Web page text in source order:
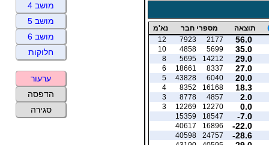
תוצאה מספרי חבר נא'מ
56.0
2177
7923
12
35.0
5699
4858
10
29.0
14212
5695
8
27.0
8337
18661
6
20.0
6040
43828
5
18.3
16168
8352
4
2.0
4857
8778
3
0.0
12270
12269
3
-7.0
18547
15359
-22.0
16896
40617
-28.6
24757
40598
מושב 4
מושב 5
מושב 6
חלוקות
ערעור
הדפסה
סגירה